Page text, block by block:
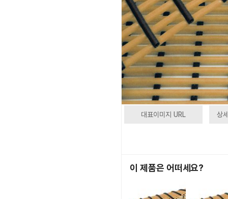
대표이미지 URL 상
이 제품은 어떠세요?